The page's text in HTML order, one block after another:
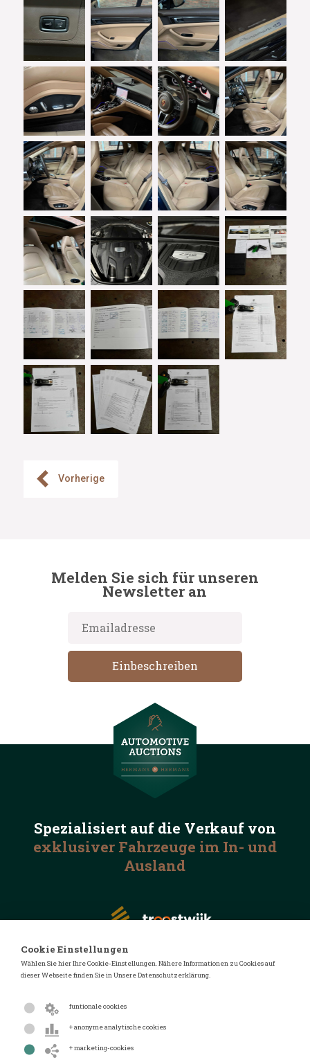
Vorherige
Melden Sie sich für unseren
Newsletter an
Spezialisiert auf die Verkauf von
exklusiver Fahrzeuge im In- und
Ausland
© 2026 Automotive Auctions
Datenschutzerklärung
Cookie Einstellungen
Wählen Sie hier Ihre Cookie-Einstellungen. Nähere Informationen zu Cookies auf
dieser Webseite finden Sie in Unsere Datenschutzerklärung.
funtionale cookies
+ anonyme analytische cookies
+ marketing-cookies